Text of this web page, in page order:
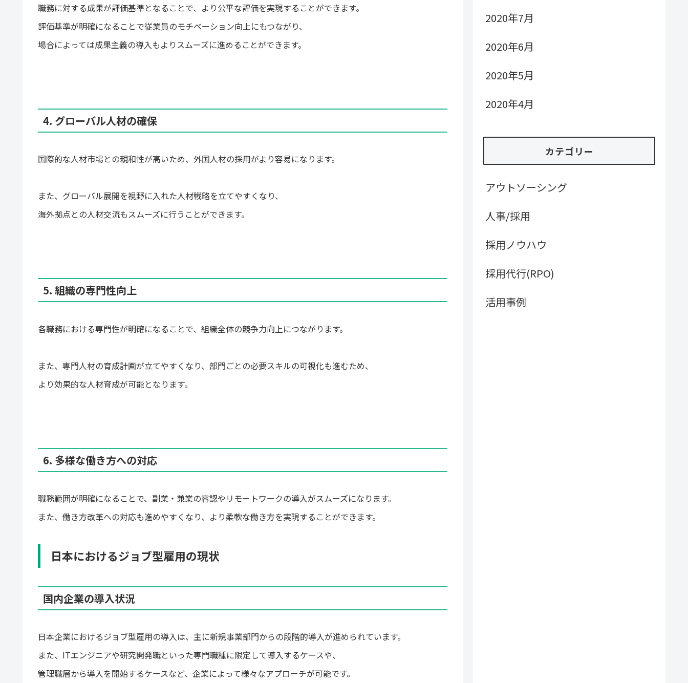
職務に対する成果が評価基準となることで、より公平な評価を実現することができます。
評価基準が明確になることで従業員のモチベーション向上にもつながり、
場合によっては成果主義の導入もよりスムーズに進めることができます。
4. グローバル人材の確保
国際的な人材市場との親和性が高いため、外国人材の採用がより容易になります。
また、グローバル展開を視野に入れた人材戦略を立てやすくなり、
海外拠点との人材交流もスムーズに行うことができます。
5. 組織の専門性向上
各職務における専門性が明確になることで、組織全体の競争力向上につながります。
また、専門人材の育成計画が立てやすくなり、部門ごとの必要スキルの可視化も進むため、
より効果的な人材育成が可能となります。
6. 多様な働き方への対応
職務範囲が明確になることで、副業・兼業の容認やリモートワークの導入がスムーズになります。
また、働き方改革への対応も進めやすくなり、より柔軟な働き方を実現することができます。
日本におけるジョブ型雇用の現状
国内企業の導入状況
日本企業におけるジョブ型雇用の導入は、主に新規事業部門からの段階的導入が進められています。
また、ITエンジニアや研究開発職といった専門職種に限定して導入するケースや、
管理職層から導入を開始するケースなど、企業によって様々なアプローチが可能です。
2020年7月
2020年6月
2020年5月
2020年4月
カテゴリー
アウトソーシング
人事/採用
採用ノウハウ
採用代行(RPO)
活用事例